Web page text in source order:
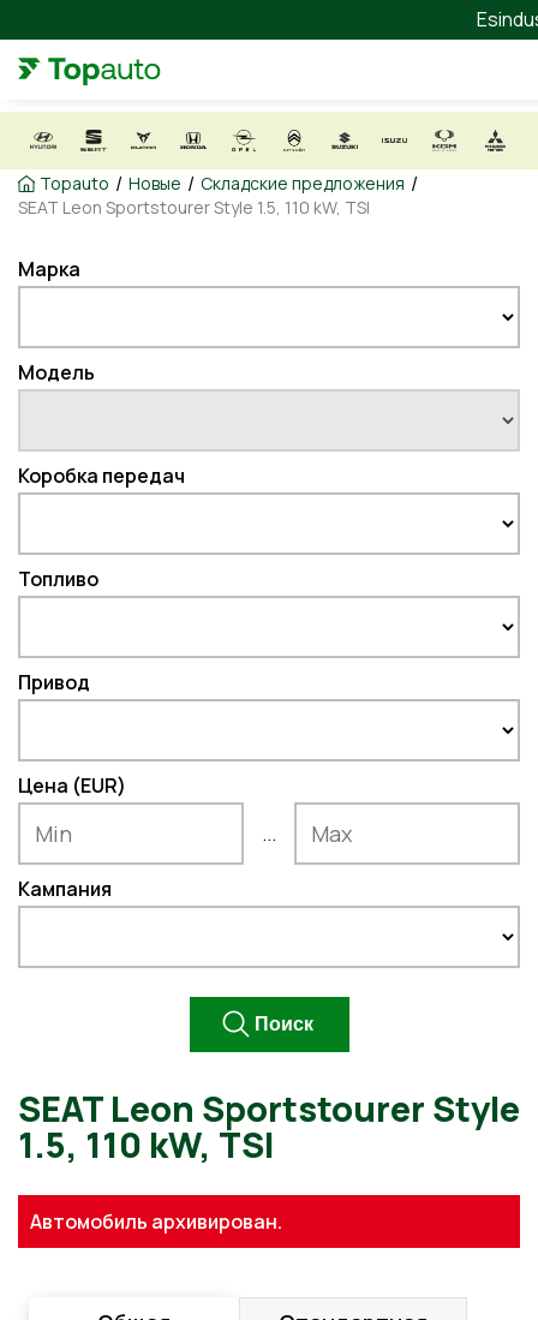
Topauto / Новые / Складские предложения /
SEAT Leon Sportstourer Style 1.5, 110 kW, TSI
Марка
Модель
Коробка передач
Топливо
Привод
Цена (EUR)
...
Кампания
SEAT Leon Sportstourer
Автомобиль архивирован.